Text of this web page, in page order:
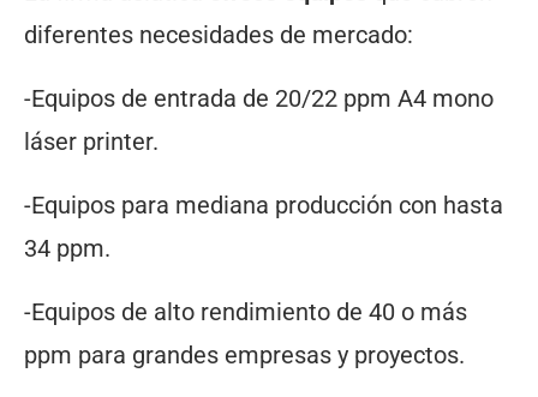
diferentes necesidades de mercado:
-Equipos de entrada de 20/22 ppm A4 mono
láser printer.
-Equipos para mediana producción con hasta
34 ppm.
-Equipos de alto rendimiento de 40 o más
ppm para grandes empresas y proyectos.